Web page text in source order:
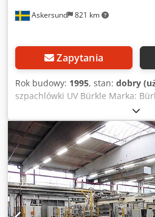
Askersund 821 km
Zapytania
Rok budowy: 1995, stan: dobry
szpachlówki UV Bürkle Marka:
maszyny: 7250 Rok produkcji:
Szerokość robocza: 1300 mm
elementu: 100 mm Wysokość
posuwu: 6-30 m / min
Średnica 174 mm Wałek
Średnica 238 mm Djdpfx Aog E
robocze max: 6 bar Silnik: 400V,
do transportu: 2850x900x2200
magazynowy: 2000353